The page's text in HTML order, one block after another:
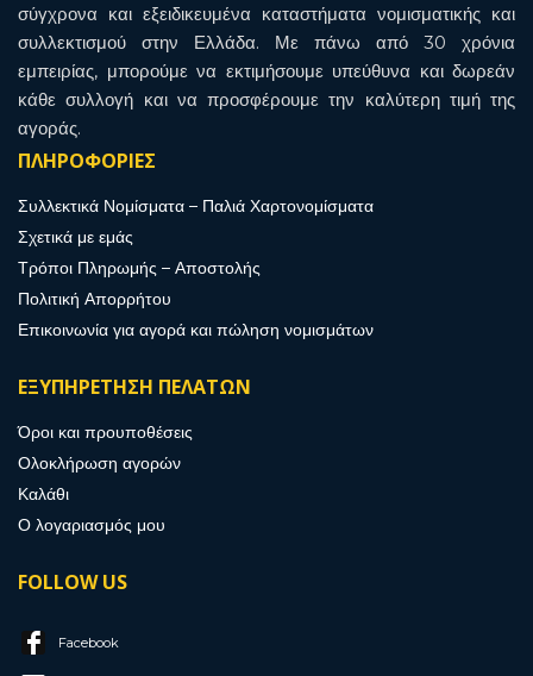
σύγχρονα και εξειδικευμένα καταστήματα νομισματικής και
συλλεκτισμού στην Ελλάδα. Με πάνω από 30 χρόνια
εμπειρίας, μπορούμε να εκτιμήσουμε υπεύθυνα και δωρεάν
κάθε συλλογή και να προσφέρουμε την καλύτερη τιμή της
αγοράς.
ΠΛΗΡΟΦΟΡΙΕΣ
Συλλεκτικά Νομίσματα – Παλιά Χαρτονομίσματα
Σχετικά με εμάς
Τρόποι Πληρωμής – Αποστολής
Πολιτική Απορρήτου
Επικοινωνία για αγορά και πώληση νομισμάτων
ΕΞΥΠΗΡΕΤΗΣΗ ΠΕΛΑΤΩΝ
Όροι και προυποθέσεις
Ολοκλήρωση αγορών
Καλάθι
Ο λογαριασμός μου
FOLLOW US
Facebook